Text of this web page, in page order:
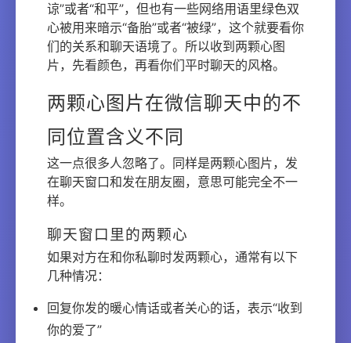
谅”或者“和平”，但也有一些网络用语里绿色双
心被用来暗示“备胎”或者“被绿”，这个就要看你
们的关系和聊天语境了。所以收到两颗心图
片，先看颜色，再看你们平时聊天的风格。
两颗心图片在微信聊天中的不
同位置含义不同
这一点很多人忽略了。同样是两颗心图片，发
在聊天窗口和发在朋友圈，意思可能完全不一
样。
聊天窗口里的两颗心
如果对方在和你私聊时发两颗心，通常有以下
几种情况：
回复你发的暖心情话或者关心的话，表示“收到
你的爱了”